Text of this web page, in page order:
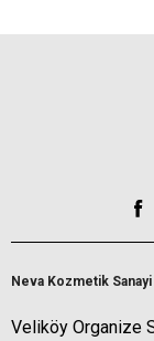
Neva Kozmetik
Veliköy Organize